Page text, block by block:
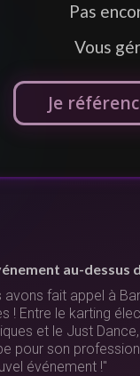
Pas
Vous
Je
au-dessus
avons fait appel à
! Entre le karting
et le Just
pour son
événement !"